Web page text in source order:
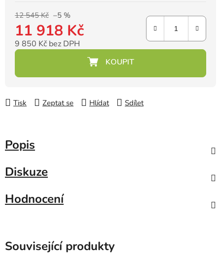
12 545 Kč –5 %
11 918 Kč
9 850 Kč bez DPH
Tisk Zeptat se Hlídat Sdílet
Popis
Diskuze
Hodnocení
Související produkty